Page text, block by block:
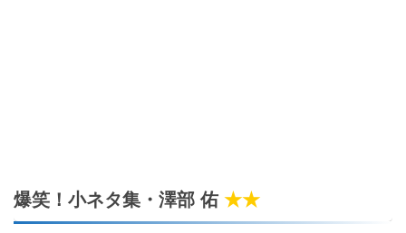
爆笑！小ネタ集・澤部 佑 ★★